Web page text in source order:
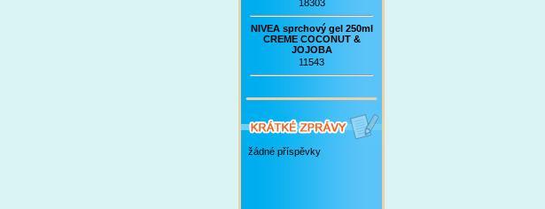
18303
NIVEA sprchový gel 250ml
CREME COCONUT &
JOJOBA
11543
žádné příspěvky